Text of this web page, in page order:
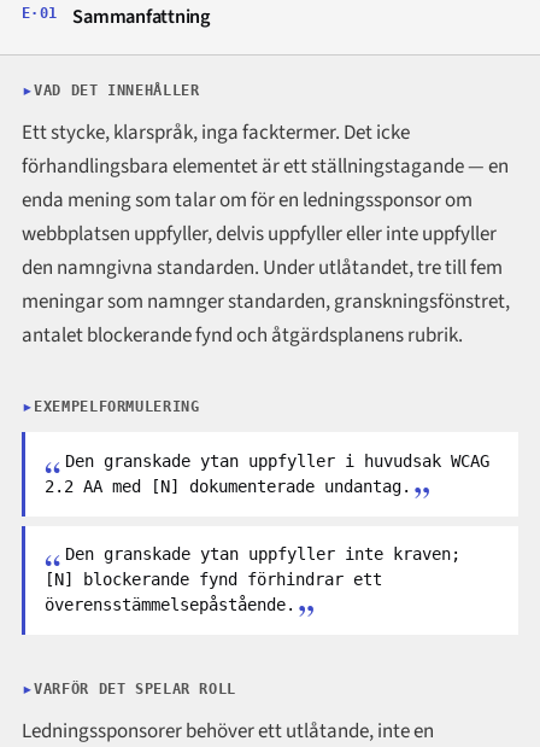
E·01 Sammanfattning
VAD DET INNEHÅLLER
Ett stycke, klarspråk, inga facktermer. Det icke
förhandlingsbara elementet är ett ställningstagande — en
enda mening som talar om för en ledningssponsor om
webbplatsen uppfyller, delvis uppfyller eller inte uppfyller
den namngivna standarden. Under utlåtandet, tre till fem
meningar som namnger standarden, granskningsfönstret,
antalet blockerande fynd och åtgärdsplanens rubrik.
EXEMPELFORMULERING
Den granskade ytan uppfyller i huvudsak WCAG
2.2 AA med [N] dokumenterade undantag.
Den granskade ytan uppfyller inte kraven;
[N] blockerande fynd förhindrar ett
överensstämmelsepåstående.
VARFÖR DET SPELAR ROLL
Ledningssponsorer behöver ett utlåtande, inte en